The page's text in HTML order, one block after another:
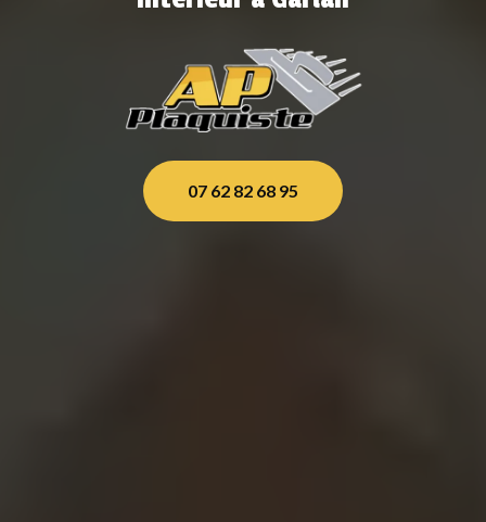
07 62 82 68 95